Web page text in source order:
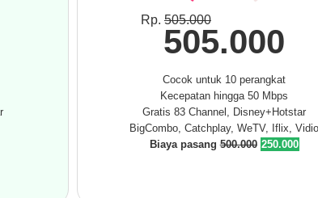
Rp. 505.000
505.000
Cocok untuk 10 perangkat
Kecepatan hingga 50 Mbps
Gratis 83 Channel, Disney+Hotstar
BigCombo, Catchplay, WeTV, Iflix, Vidio
Biaya pasang500.000 250.000